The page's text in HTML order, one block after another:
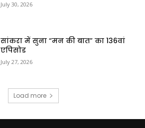
July 30, 2026
सांकरा में सुना “मन की बात” का 136वां
एपिसोड
July 27, 2026
Load more